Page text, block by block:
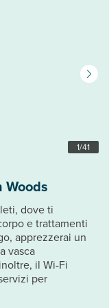
1/41
Woods
dove ti
e trattamenti
apprezzerai un
vasca
il Wi-Fi
per